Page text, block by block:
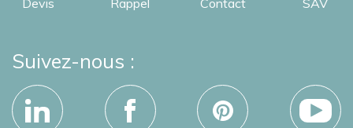
Devis Rappel Contact SAV
Suivez-nous :